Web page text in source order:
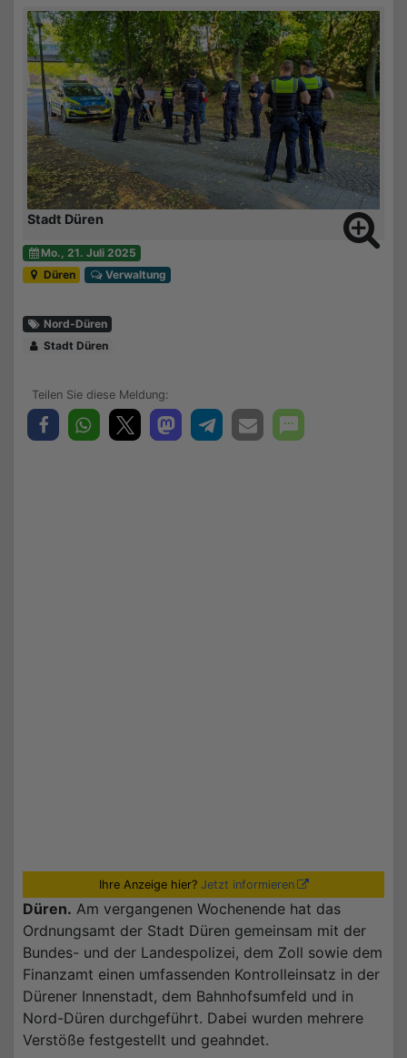
Stadt Düren
Mo., 21. Juli 2025
Düren
Verwaltung
Nord-Düren
Stadt Düren
Ihre Anzeige hier? Jetzt informieren
Düren. Am vergangenen Wochenende hat das
Ordnungsamt der Stadt Düren gemeinsam mit der
Bundes- und der Landespolizei, dem Zoll sowie dem
Finanzamt einen umfassenden Kontrolleinsatz in der
Dürener Innenstadt, dem Bahnhofsumfeld und in
Nord-Düren durchgeführt. Dabei wurden mehrere
Verstöße festgestellt und geahndet.